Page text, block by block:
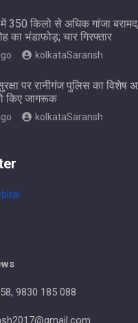
किलो से अधिक गांजा
का भंडाफोड़; चार गिरफ्तार
kolkataSaransh
पर रानीगंज पुलिस का विशेष
किए जागरूक
kolkataSaransh
9830 185 088